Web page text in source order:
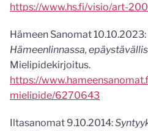
https://www.hs.fi/visio/art-
Hämeen Sanomat 10.10.2023:
Hämeenlinnassa,
Mielipidekirjoitus.
https://
mielipide/6270643
Iltasanomat 9.10.2014: